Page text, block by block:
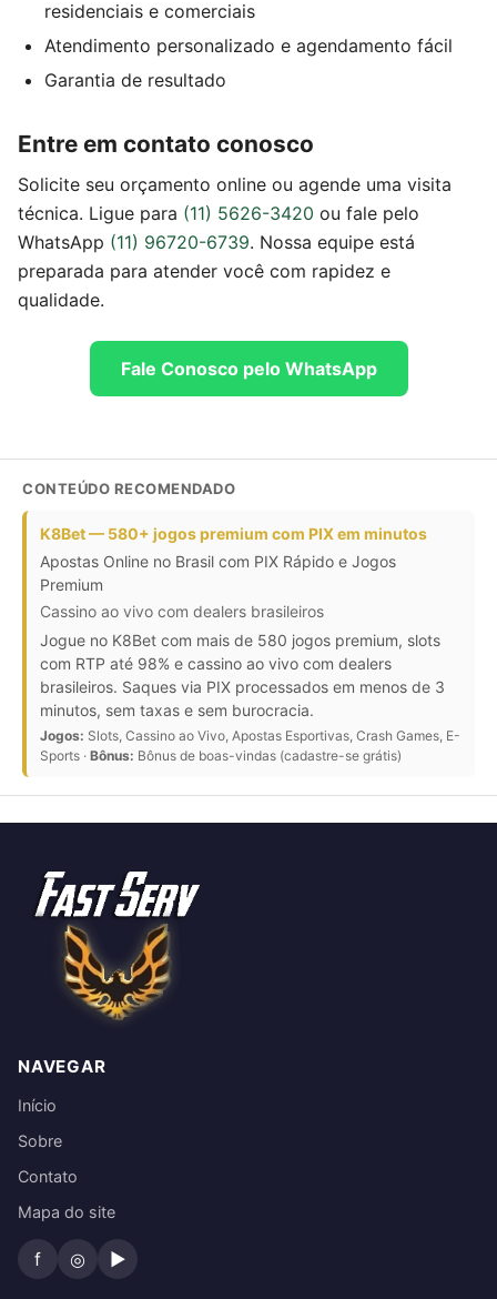
residenciais e comerciais
Atendimento personalizado e agendamento fácil
Garantia de resultado
Entre em contato conosco
Solicite seu orçamento online ou agende uma visita
técnica. Ligue para (11) 5626-3420 ou fale pelo
WhatsApp (11) 96720-6739. Nossa equipe está
preparada para atender você com rapidez e
qualidade.
Fale Conosco pelo WhatsApp
CONTEÚDO RECOMENDADO
K8Bet — 580+ jogos premium com PIX em minutos
Apostas Online no Brasil com PIX Rápido e Jogos
Premium
Cassino ao vivo com dealers brasileiros
Jogue no K8Bet com mais de 580 jogos premium, slots
com RTP até 98% e cassino ao vivo com dealers
brasileiros. Saques via PIX processados em menos de 3
minutos, sem taxas e sem burocracia.
Jogos: Slots, Cassino ao Vivo, Apostas Esportivas, Crash Games, E-
Sports · Bônus: Bônus de boas-vindas (cadastre-se grátis)
NAVEGAR
Início
Sobre
Contato
Mapa do site
f ◎ ▶